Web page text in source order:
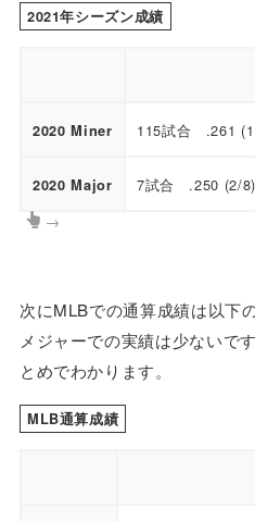
2021年シーズン成績
2020 Miner 115試合 .261
2020 Major 7試合 .250
→
次にMLBでの通算成績は以下
メジャーでの実績は少ないで
とめでわかります。
MLB通算成績